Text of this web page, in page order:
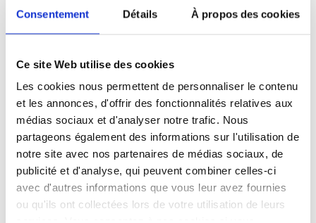
Consentement Détails À propos des cookies
Ce site Web utilise des cookies
Les cookies nous permettent de personnaliser le contenu
et les annonces, d'offrir des fonctionnalités relatives aux
médias sociaux et d'analyser notre trafic. Nous
partageons également des informations sur l'utilisation de
notre site avec nos partenaires de médias sociaux, de
publicité et d'analyse, qui peuvent combiner celles-ci
avec d'autres informations que vous leur avez fournies
ou qu'ils ont collectées lors de votre utilisation de leurs
candidat
Qualifications et diplômes :
Profil recherché :
Expérience :
Processus